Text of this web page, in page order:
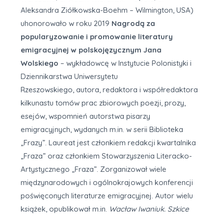
Aleksandra Ziółkowska-Boehm – Wilmington, USA)
uhonorowało w roku 2019 Nagrodą za
popularyzowanie i promowanie literatury
emigracyjnej w polskojęzycznym Jana
Wolskiego – wykładowcę w Instytucie Polonistyki i
Dziennikarstwa Uniwersytetu
Rzeszowskiego, autora, redaktora i współredaktora
kilkunastu tomów prac zbiorowych poezji, prozy,
esejów, wspomnień autorstwa pisarzy
emigracyjnych, wydanych m.in. w serii Biblioteka
„Frazy”. Laureat jest członkiem redakcji kwartalnika
„Fraza” oraz członkiem Stowarzyszenia Literacko-
Artystycznego „Fraza”. Zorganizował wiele
międzynarodowych i ogólnokrajowych konferencji
poświęconych literaturze emigracyjnej. Autor wielu
książek, opublikował m.in. Wacław Iwaniuk. Szkice